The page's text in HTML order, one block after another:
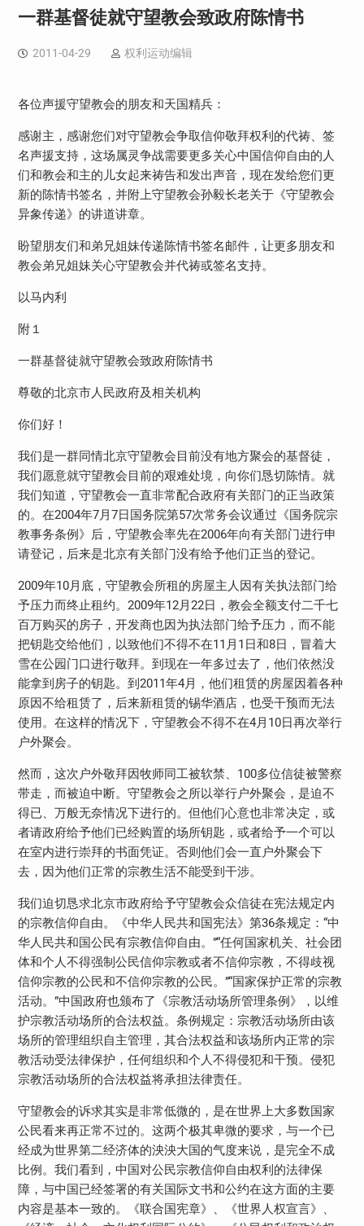
一群基督徒就守望教会致政府陈情书
2011-04-29 权利运动编辑
各位声援守望教会的朋友和天国精兵：
感谢主，感谢您们对守望教会争取信仰敬拜权利的代祷、签
名声援支持，这场属灵争战需要更多关心中国信仰自由的人
们和教会和主的儿女起来祷告和发出声音，现在发给您们更
新的陈情书签名，并附上守望教会孙毅长老关于《守望教会
异象传递》的讲道讲章。
盼望朋友们和弟兄姐妹传递陈情书签名邮件，让更多朋友和
教会弟兄姐妹关心守望教会并代祷或签名支持。
以马内利
附１
一群基督徒就守望教会致政府陈情书
尊敬的北京市人民政府及相关机构
你们好！
我们是一群同情北京守望教会目前没有地方聚会的基督徒，
我们愿意就守望教会目前的艰难处境，向你们恳切陈情。就
我们知道，守望教会一直非常配合政府有关部门的正当政策
的。在2004年7月7日国务院第57次常务会议通过《国务院宗
教事务条例》后，守望教会率先在2006年向有关部门进行申
请登记，后来是北京有关部门没有给予他们正当的登记。
2009年10月底，守望教会所租的房屋主人因有关执法部门给
予压力而终止租约。2009年12月22日，教会全额支付二千七
百万购买的房子，开发商也因为执法部门给予压力，而不能
把钥匙交给他们，以致他们不得不在11月1日和8日，冒着大
雪在公园门口进行敬拜。到现在一年多过去了，他们依然没
能拿到房子的钥匙。到2011年4月，他们租赁的房屋因着各种
原因不给租赁了，后来新租赁的锡华酒店，也受干预而无法
使用。在这样的情况下，守望教会不得不在4月10日再次举行
户外聚会。
然而，这次户外敬拜因牧师同工被软禁、100多位信徒被警察
带走，而被迫中断。守望教会之所以举行户外聚会，是迫不
得已、万般无奈情况下进行的。但他们心意也非常决定，或
者请政府给予他们已经购置的场所钥匙，或者给予一个可以
在室内进行崇拜的书面凭证。否则他们会一直户外聚会下
去，因为他们正常的宗教生活不能受到干涉。
我们迫切恳求北京市政府给予守望教会众信徒在宪法规定内
的宗教信仰自由。《中华人民共和国宪法》第36条规定：“中
华人民共和国公民有宗教信仰自由。”“任何国家机关、社会团
体和个人不得强制公民信仰宗教或者不信仰宗教，不得歧视
信仰宗教的公民和不信仰宗教的公民。”“国家保护正常的宗教
活动。”中国政府也颁布了《宗教活动场所管理条例》，以维
护宗教活动场所的合法权益。条例规定：宗教活动场所由该
场所的管理组织自主管理，其合法权益和该场所内正常的宗
教活动受法律保护，任何组织和个人不得侵犯和干预。侵犯
宗教活动场所的合法权益将承担法律责任。
守望教会的诉求其实是非常低微的，是在世界上大多数国家
公民看来再正常不过的。这两个极其卑微的要求，与一个已
经成为世界第二经济体的泱泱大国的气度来说，是完全不成
比例。我们看到，中国对公民宗教信仰自由权利的法律保
障，与中国已经签署的有关国际文书和公约在这方面的主要
内容是基本一致的。《联合国宪章》、《世界人权宣言》、